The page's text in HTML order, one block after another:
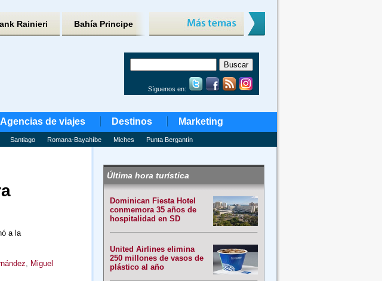
Rainieri Bahía Principe
Síguenos en:
Agencias de viajes Destinos Marketing
Santiago Romana-Bayahíbe Miches Punta Bergantín
a la
, Miguel
Última hora turística
Dominican Fiesta Hotel
conmemora 35 años de
hospitalidad en SD
United Airlines elimina
250 millones de vasos de
plástico al año